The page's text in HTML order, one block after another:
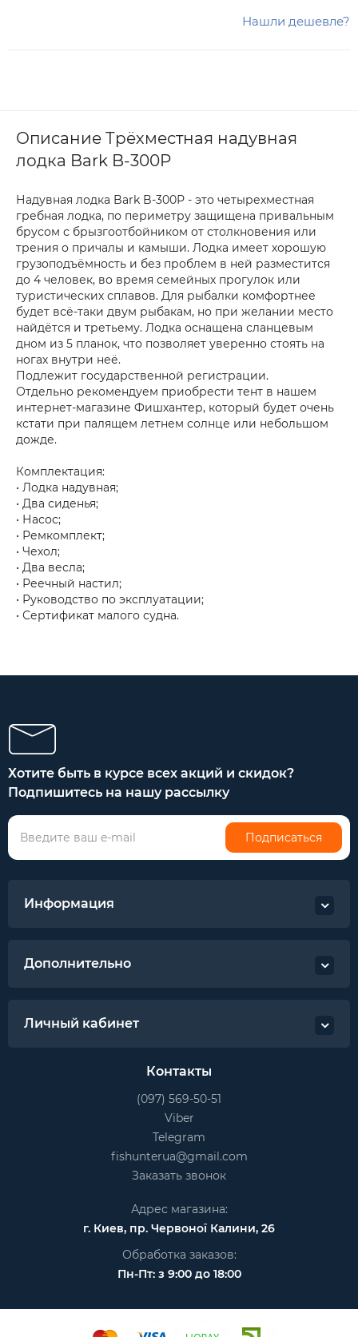
Нашли дешевле?
Описание Трёхместная надувная
лодка Bark B-300P
Надувная лодка Bark B-300Р - это четырехместная
гребная лодка, по периметру защищена привальным
брусом с брызгоотбойником от столкновения или
трения о причалы и камыши. Лодка имеет хорошую
грузоподъёмность и без проблем в ней разместится
до 4 человек, во время семейных прогулок или
туристических сплавов. Для рыбалки комфортнее
будет всё-таки двум рыбакам, но при желании место
найдётся и третьему. Лодка оснащена сланцевым
дном из 5 планок, что позволяет уверенно стоять на
ногах внутри неё.
Подлежит государственной регистрации.
Отдельно рекомендуем приобрести тент в нашем
интернет-магазине Фишхантер, который будет очень
кстати при палящем летнем солнце или небольшом
дожде.
Комплектация:
• Лодка надувная;
• Два сиденья;
• Насос;
• Ремкомплект;
• Чехол;
• Два весла;
• Реечный настил;
• Руководство по эксплуатации;
• Сертификат малого судна.
Хотите быть в курсе всех акций и скидок?
Подпишитесь на нашу рассылку
Подписаться
Информация
Дополнительно
Личный кабинет
Контакты
(097) 569-50-51
Viber
Telegram
fishunterua@gmail.com
Заказать звонок
Адрес магазина:
г. Киев, пр. Червоної Калини, 26
Обработка заказов:
Пн-Пт: з 9:00 до 18:00